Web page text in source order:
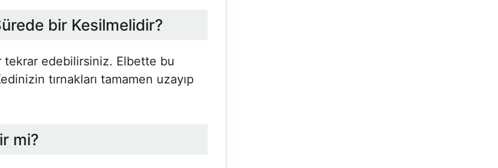
bir Kesilmelidir?
tekrar edebilirsiniz. Elbette bu
tırnakları tamamen uzayıp
mi?